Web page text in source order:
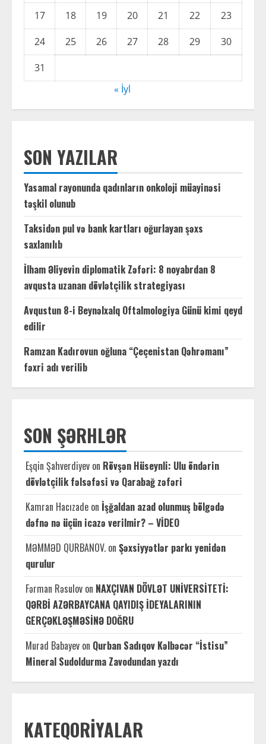
17 18 19 20 21 22
23
24
25 26 27 28 29
30
31
« İyl
SON YAZILAR
Yasamal rayonunda qadınların onkoloji müayinəsi
təşkil olunub
Taksidən pul və bank kartları oğurlayan şəxs
saxlanılıb
İlham Əliyevin diplomatik Zəfəri: 8 noyabrdan 8
avqusta uzanan dövlətçilik strategiyası
Avqustun 8-i Beynəlxalq Oftalmologiya Günü kimi qeyd
edilir
Ramzan Kadırovun oğluna “Çeçenistan Qəhrəmanı”
fəxri adı verilib
SON ŞƏRHLƏR
Eşqin Şahverdiyev on Rövşən Hüseynli: Ulu öndərin
dövlətçilik fəlsəfəsi və Qarabağ zəfəri
Kamran Hacızade on İşğaldan azad olunmuş bölgədə
dəfnə nə üçün icazə verilmir? – VİDEO
MƏMMƏD QURBANOV. on Şəxsiyyətlər parkı yenidən
qurulur
Fərman Rəsulov on NAXÇIVAN DÖVLƏT UNİVERSİTETİ:
QƏRBİ AZƏRBAYCANA QAYIDIŞ İDEYALARININ
GERÇƏKLƏŞMƏSİNƏ DOĞRU
Murad Babayev on Qurban Sadıqov Kəlbəcər “İstisu”
Mineral Sudoldurma Zavodundan yazdı
KATEQORIYALAR